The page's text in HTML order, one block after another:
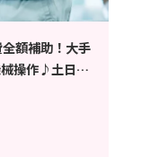
額補助！大手
操作♪土日休